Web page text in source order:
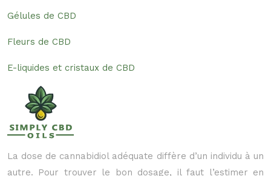
Gélules de CBD
Fleurs de CBD
E-liquides et cristaux de CBD
La dose de cannabidiol adéquate diffère d’un individu à un
autre. Pour trouver le bon dosage, il faut l’estimer en